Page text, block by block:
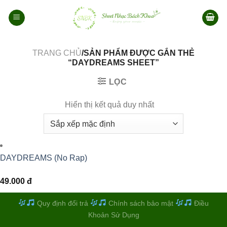
qua
TRANG CHỦ/SẢN PHẨM ĐƯỢC GẮN THẺ
“DAYDREAMS SHEET”
LỌC
Hiển thị kết quả duy nhất
DAYDREAMS (No Rap)
49.000 đ
Quy định đổi trả Chính sách bảo mật
Điều
Khoản Sử Dụng